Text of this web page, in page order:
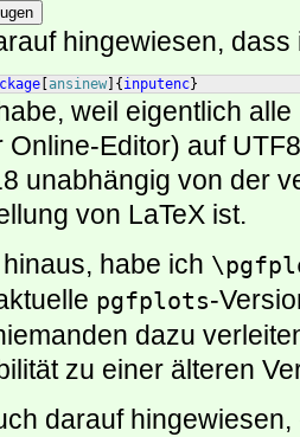
hingewiesen, dass
ansinew { inputenc}
weil eigentlich
Online-Editor) auf
unabhängig von der
von LaTeX ist.
habe ich
pgfplots-
dazu
zu einer älteren
darauf